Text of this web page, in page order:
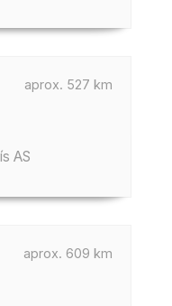
aprox. 527 km
AS
aprox. 609 km